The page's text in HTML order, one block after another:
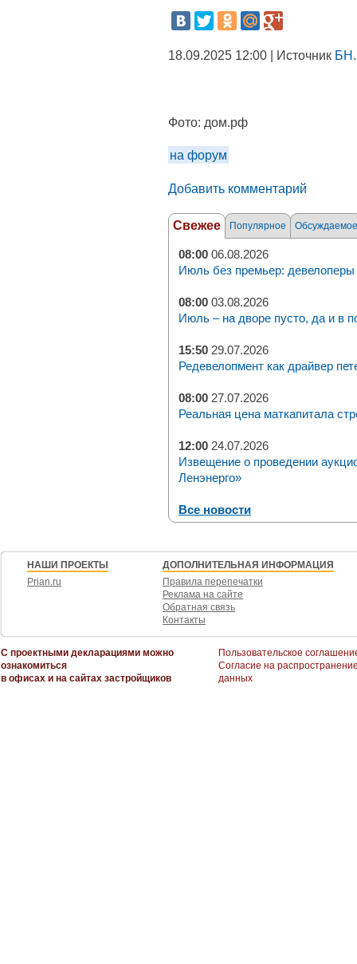
18.09.2025 12:00 | Источник
Фото: дом.рф
на форум
Добавить комментарий
Свежее Популярное Обсуждаемое
08:00 06.08.2026
Июль без премьер: девелоперы
08:00 03.08.2026
Июль – на дворе пусто, да и в
15:50 29.07.2026
Редевелопмент как драйвер
08:00 27.07.2026
Реальная цена маткапитала
12:00 24.07.2026
Извещение о проведении
Ленэнерго»
Все новости
НАШИ ПРОЕКТЫ
Prian.ru
ДОПОЛНИТЕЛЬНАЯ ИНФОРМАЦИЯ
Правила перепечатки
Реклама на сайте
Обратная связь
Контакты
С проектными декларациями можно
ознакомиться
в офисах и на сайтах застройщиков
Пользовательское
Согласие на
данных